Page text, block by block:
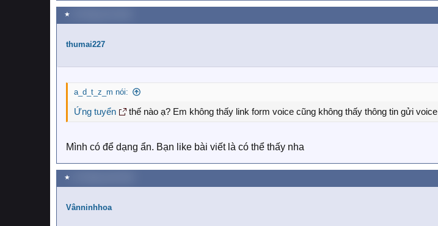
★
thumai227
a_d_t_z_m nói:
Ứng tuyển thế nào ạ? Em không thấy link form voice cũng không thấy thông tin gửi voice
Mình có để dạng ẩn. Bạn like bài viết là có thể thấy nha
★
Vânninhhoa